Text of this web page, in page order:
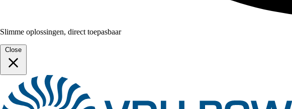
Slimme oplossingen, direct toepasbaar
Close